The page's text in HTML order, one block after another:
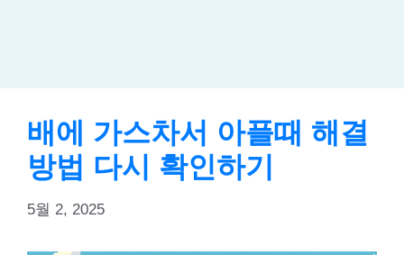
배에 가스차서 아플때 해결
방법 다시 확인하기
5월 2, 2025